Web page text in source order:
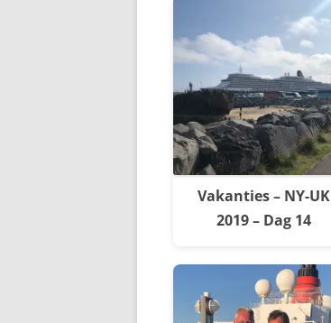
Vakanties – NY-UK
2019 – Dag 14